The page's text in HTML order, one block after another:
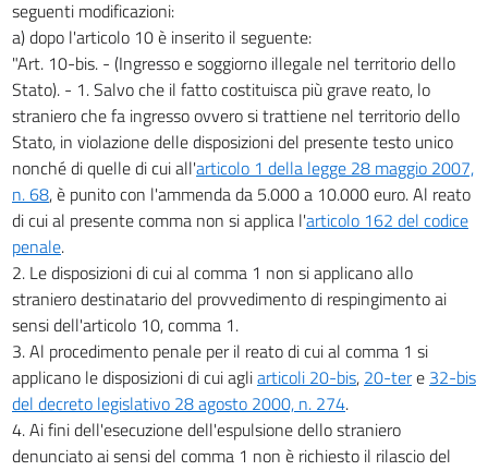
seguenti modificazioni:
a) dopo l'articolo 10 è inserito il seguente:
"Art. 10-bis. - (Ingresso e soggiorno illegale nel territorio dello
Stato). - 1. Salvo che il fatto costituisca più grave reato, lo
straniero che fa ingresso ovvero si trattiene nel territorio dello
Stato, in violazione delle disposizioni del presente testo unico
nonché di quelle di cui all'articolo 1 della legge 28 maggio 2007,
n. 68, è punito con l'ammenda da 5.000 a 10.000 euro. Al reato
di cui al presente comma non si applica l'articolo 162 del codice
penale.
2. Le disposizioni di cui al comma 1 non si applicano allo
straniero destinatario del provvedimento di respingimento ai
sensi dell'articolo 10, comma 1.
3. Al procedimento penale per il reato di cui al comma 1 si
applicano le disposizioni di cui agliarticoli 20-bis, 20-tere 32-bis
del decreto legislativo 28 agosto 2000, n. 274.
4. Ai fini dell'esecuzione dell'espulsione dello straniero
denunciato ai sensi del comma 1 non è richiesto il rilascio del